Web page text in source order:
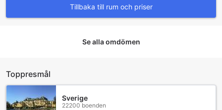
Tillbaka till rum och priser
Se alla omdömen
Toppresmål
Sverige
22200 boenden